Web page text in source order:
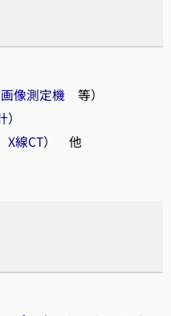
画像測定機 等）
）
X線CT） 他